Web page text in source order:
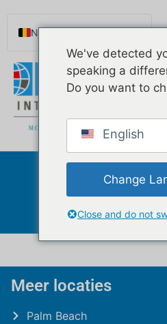
inhoud
Nederlands (België)
Español de México
Português do Brasil
Русский
Svenska
Boca
Meer locaties
Palm Beach
We've detected
speaking a
Do you want to
English
Change
Close and do not